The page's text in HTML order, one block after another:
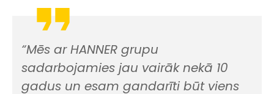
“Mēs ar HANNER grupu
sadarbojamies jau vairāk nekā 10
gadus un esam gandarīti būt viens